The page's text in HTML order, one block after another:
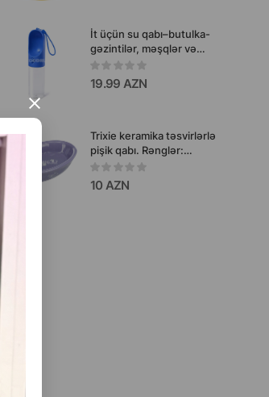
×
İt üçün su qabı–butulka-
gəzintilər, məşqlər və
səfərlər üçün ideal həll
19.99 AZN
Trixie keramika təsvirlərlə
pişik qabı. Rənglər:
çeşiddə. Həcm: 200 ml.
10 AZN